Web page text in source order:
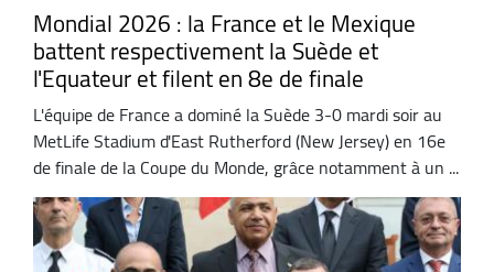
Mondial 2026 : la France et le Mexique
battent respectivement la Suède et
l'Equateur et filent en 8e de finale
L'équipe de France a dominé la Suède 3-0 mardi soir au
MetLife Stadium d'East Rutherford (New Jersey) en 16e
de finale de la Coupe du Monde, grâce notamment à un ...